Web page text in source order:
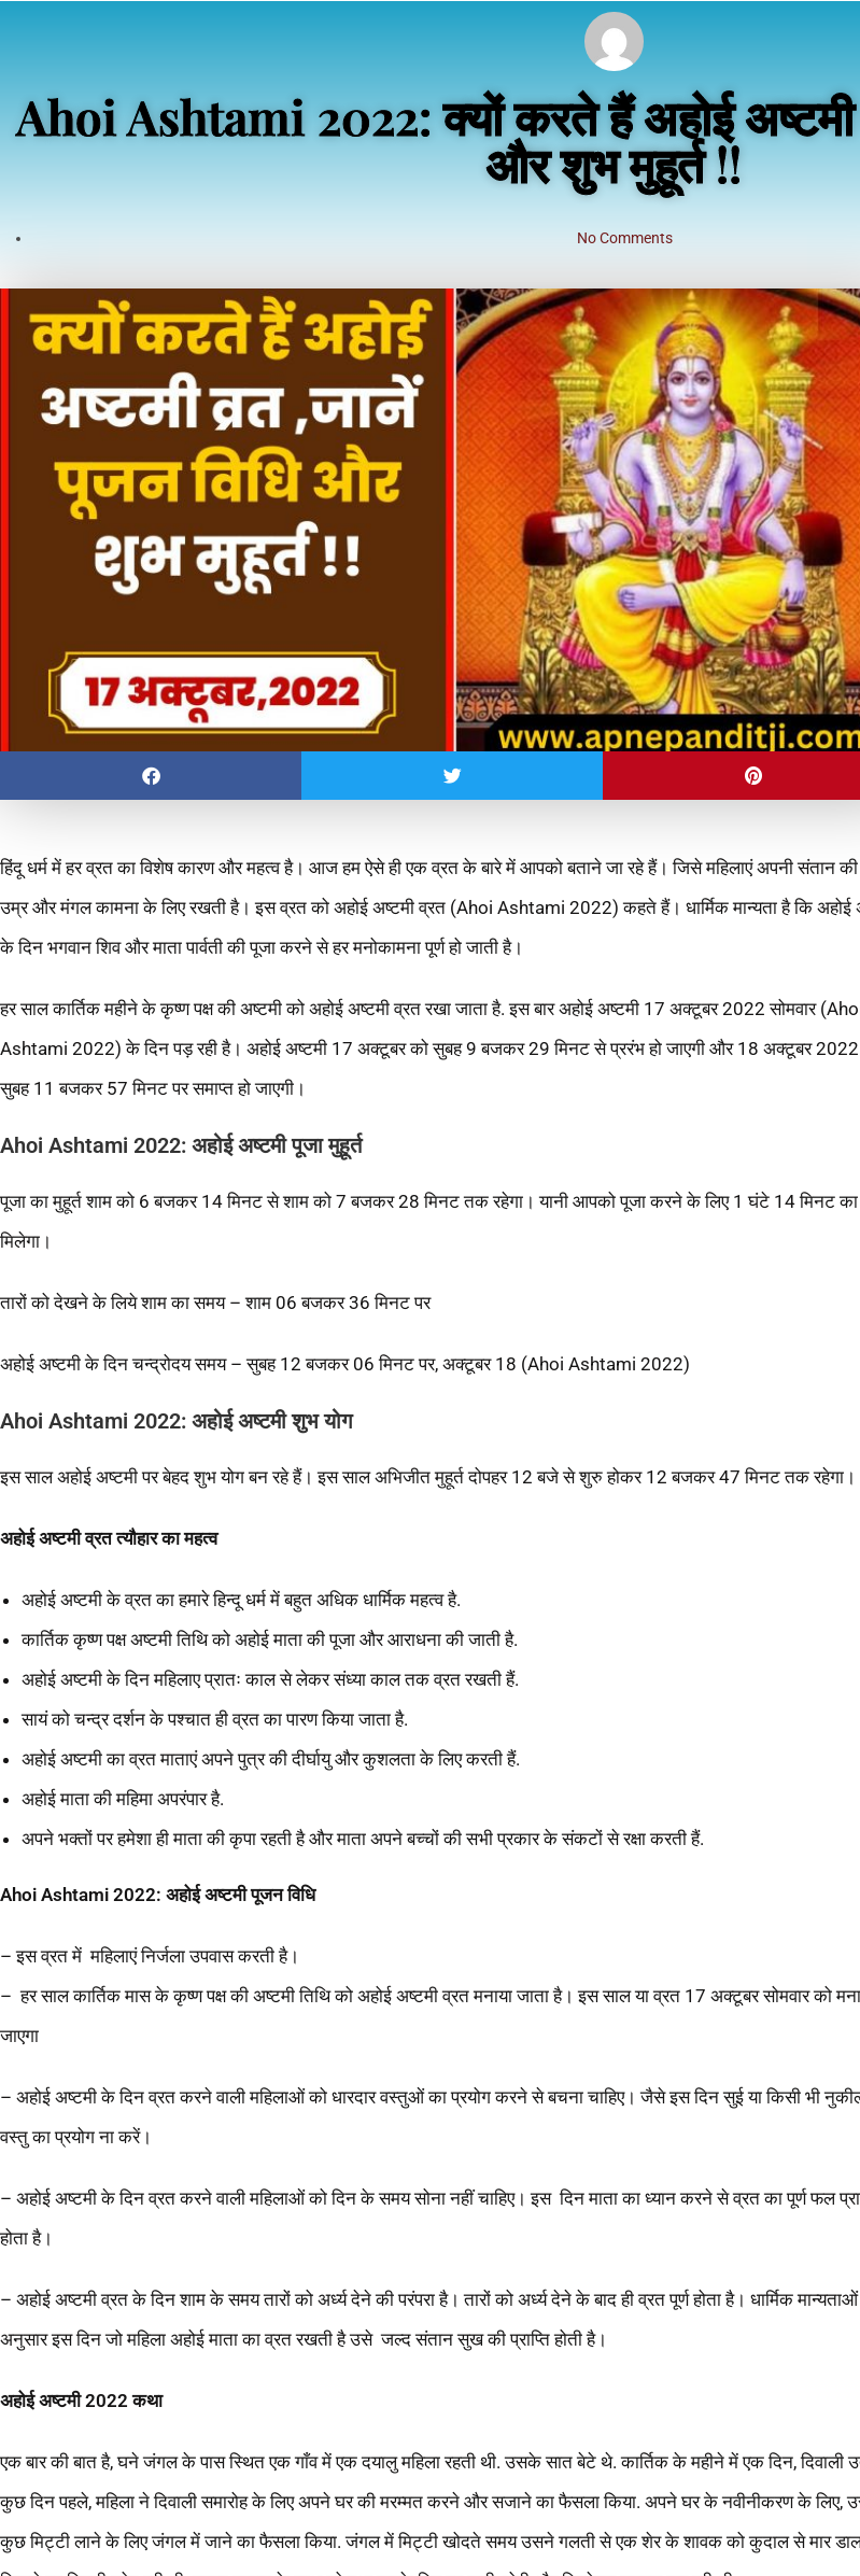
Ahoi Ashtami 2022: क्यों करते हैं अहोई अष्टमी
और शुभ मुहूर्त !!
No Comments
हिंदू धर्म में हर व्रत का विशेष कारण और महत्व है। आज हम ऐसे ही एक व्रत के बारे में आपको बताने जा रहे हैं। जिसे महिलाएं अपनी संतान की
उम्र और मंगल कामना के लिए रखती है। इस व्रत को अहोई अष्टमी व्रत (Ahoi Ashtami 2022) कहते हैं। धार्मिक मान्यता है कि अहोई
के दिन भगवान शिव और माता पार्वती की पूजा करने से हर मनोकामना पूर्ण हो जाती है।
हर साल कार्तिक महीने के कृष्ण पक्ष की अष्टमी को अहोई अष्टमी व्रत रखा जाता है. इस बार अहोई अष्टमी 17 अक्टूबर 2022 सोमवार
Ashtami 2022) के दिन पड़ रही है। अहोई अष्टमी 17 अक्टूबर को सुबह 9 बजकर 29 मिनट से प्ररंभ हो जाएगी और 18 अक्टूबर
सुबह 11 बजकर 57 मिनट पर समाप्त हो जाएगी।
Ahoi Ashtami 2022: अहोई अष्टमी पूजा मुहूर्त
पूजा का मुहूर्त शाम को 6 बजकर 14 मिनट से शाम को 7 बजकर 28 मिनट तक रहेगा। यानी आपको पूजा करने के लिए 1 घंटे 14 मिनट
मिलेगा।
तारों को देखने के लिये शाम का समय – शाम 06 बजकर 36 मिनट पर
अहोई अष्टमी के दिन चन्द्रोदय समय – सुबह 12 बजकर 06 मिनट पर, अक्टूबर 18 (Ahoi Ashtami 2022)
Ahoi Ashtami 2022: अहोई अष्टमी शुभ योग
इस साल अहोई अष्टमी पर बेहद शुभ योग बन रहे हैं। इस साल अभिजीत मुहूर्त दोपहर 12 बजे से शुरु होकर 12 बजकर 47 मिनट तक रहेगा।
अहोई अष्टमी व्रत त्यौहार का महत्व
अहोई अष्टमी के व्रत का हमारे हिन्दू धर्म में बहुत अधिक धार्मिक महत्व है.
कार्तिक कृष्ण पक्ष अष्टमी तिथि को अहोई माता की पूजा और आराधना की जाती है.
अहोई अष्टमी के दिन महिलाए प्रातः काल से लेकर संध्या काल तक व्रत रखती हैं.
सायं को चन्द्र दर्शन के पश्चात ही व्रत का पारण किया जाता है.
अहोई अष्टमी का व्रत माताएं अपने पुत्र की दीर्घायु और कुशलता के लिए करती हैं.
अहोई माता की महिमा अपरंपार है.
अपने भक्तों पर हमेशा ही माता की कृपा रहती है और माता अपने बच्चों की सभी प्रकार के संकटों से रक्षा करती हैं.
Ahoi Ashtami 2022: अहोई अष्टमी पूजन विधि
– इस व्रत में महिलाएं निर्जला उपवास करती है।
– हर साल कार्तिक मास के कृष्ण पक्ष की अष्टमी तिथि को अहोई अष्टमी व्रत मनाया जाता है। इस साल या व्रत 17 अक्टूबर सोमवार को
जाएगा
– अहोई अष्टमी के दिन व्रत करने वाली महिलाओं को धारदार वस्तुओं का प्रयोग करने से बचना चाहिए। जैसे इस दिन सुई या किसी भी
वस्तु का प्रयोग ना करें।
– अहोई अष्टमी के दिन व्रत करने वाली महिलाओं को दिन के समय सोना नहीं चाहिए। इस दिन माता का ध्यान करने से व्रत का पूर्ण फल
होता है।
– अहोई अष्टमी व्रत के दिन शाम के समय तारों को अर्ध्य देने की परंपरा है। तारों को अर्ध्य देने के बाद ही व्रत पूर्ण होता है। धार्मिक
अनुसार इस दिन जो महिला अहोई माता का व्रत रखती है उसे जल्द संतान सुख की प्राप्ति होती है।
अहोई अष्टमी 2022 कथा
एक बार की बात है, घने जंगल के पास स्थित एक गाँव में एक दयालु महिला रहती थी. उसके सात बेटे थे. कार्तिक के महीने में एक दिन, दिवाली
कुछ दिन पहले, महिला ने दिवाली समारोह के लिए अपने घर की मरम्मत करने और सजाने का फैसला किया. अपने घर के नवीनीकरण के लिए,
कुछ मिट्टी लाने के लिए जंगल में जाने का फैसला किया. जंगल में मिट्टी खोदते समय उसने गलती से एक शेर के शावक को कुदाल से मार